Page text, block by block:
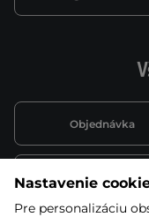
Objednávka
Spôsob platby
Nastavenie
Pre personalizáciu